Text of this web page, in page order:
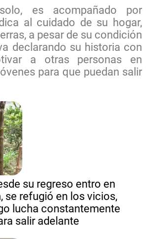
es acompañado por
al cuidado de su hogar,
a pesar de su condición
declarando su historia con
a otras personas en
para que puedan salir
su regreso entro en
se refugió en los vicios,
lucha constantemente
salir adelante